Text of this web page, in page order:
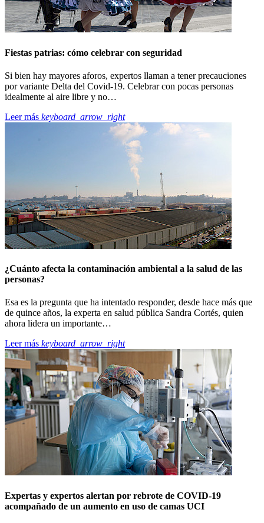
Fiestas patrias: cómo celebrar con seguridad
Si bien hay mayores aforos, expertos llaman a tener precauciones
por variante Delta del Covid-19. Celebrar con pocas personas
idealmente al aire libre y no…
Leer más keyboard_arrow_right
¿Cuánto afecta la contaminación ambiental a la salud de las
personas?
Esa es la pregunta que ha intentado responder, desde hace más que
de quince años, la experta en salud pública Sandra Cortés, quien
ahora lidera un importante…
Leer más keyboard_arrow_right
Expertas y expertos alertan por rebrote de COVID-19
acompañado de un aumento en uso de camas UCI